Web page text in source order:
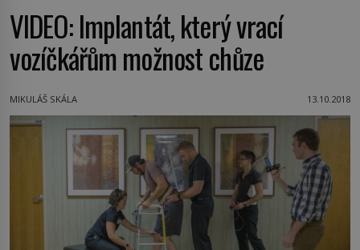
VIDEO: Implantát, který vrací
vozíčkářům možnost chůze
MIKULÁŠ SKÁLA 13.10.2018